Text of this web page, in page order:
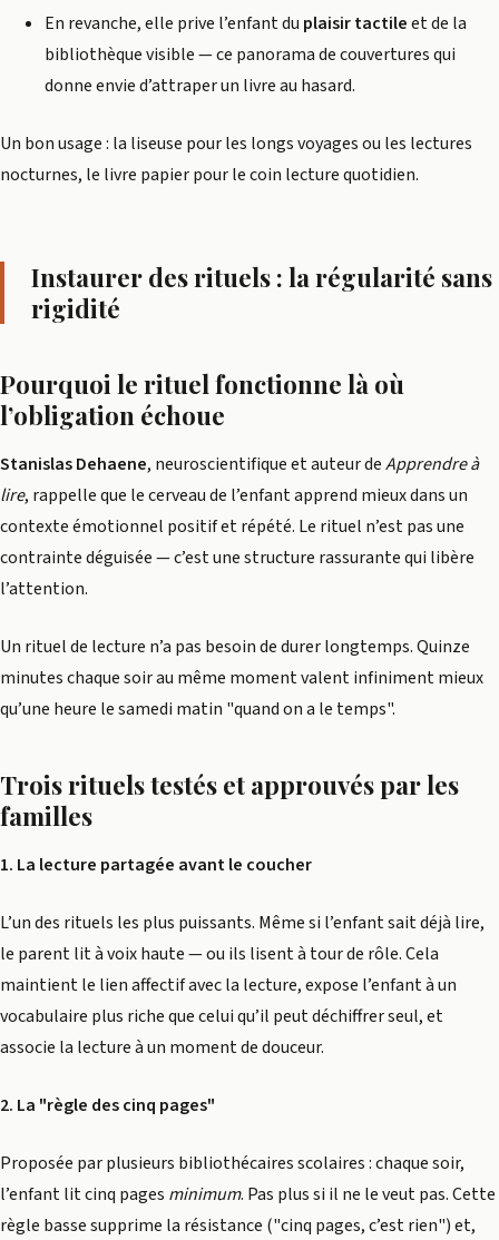
En revanche, elle prive l’enfant du plaisir tactileet de la
bibliothèque visible — ce panorama de couvertures qui
donne envie d’attraper un livre au hasard.
Un bon usage : la liseuse pour les longs voyages ou les lectures
nocturnes, le livre papier pour le coin lecture quotidien.
Instaurer des rituels : la régularité sans
rigidité
Pourquoi le rituel fonctionne là où
l’obligation échoue
Stanislas Dehaene, neuroscientifique et auteur deApprendre à
lire, rappelle que le cerveau de l’enfant apprend mieux dans un
contexte émotionnel positif et répété. Le rituel n’est pas une
contrainte déguisée — c’est une structure rassurante qui libère
l’attention.
Un rituel de lecture n’a pas besoin de durer longtemps. Quinze
minutes chaque soir au même moment valent infiniment mieux
qu’une heure le samedi matin "quand on a le temps".
Trois rituels testés et approuvés par les
familles
1. La lecture partagée avant le coucher
L’un des rituels les plus puissants. Même si l’enfant sait déjà lire,
le parent lit à voix haute — ou ils lisent à tour de rôle. Cela
maintient le lien affectif avec la lecture, expose l’enfant à un
vocabulaire plus riche que celui qu’il peut déchiffrer seul, et
associe la lecture à un moment de douceur.
2. La "règle des cinq pages"
Proposée par plusieurs bibliothécaires scolaires : chaque soir,
l’enfant lit cinq pages minimum. Pas plus si il ne le veut pas. Cette
règle basse supprime la résistance ("cinq pages, c’est rien") et,